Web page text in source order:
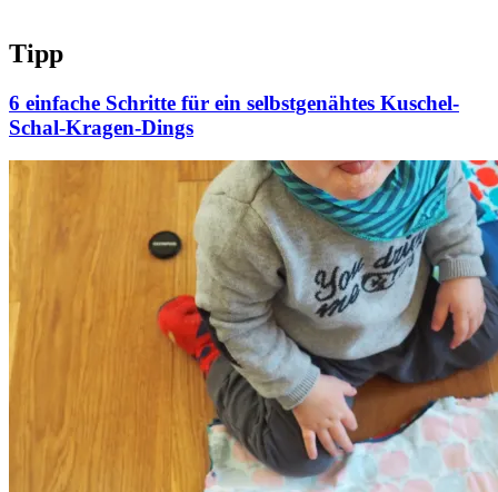
Tipp
6 einfache Schritte für ein selbstgenähtes Kuschel-
Schal-Kragen-Dings